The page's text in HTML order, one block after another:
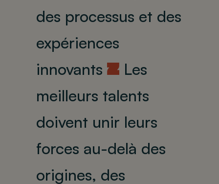
des processus et des
expériences
innovantsU Les
meilleurs talents
doivent unir leurs
forces au-delà des
origines, des